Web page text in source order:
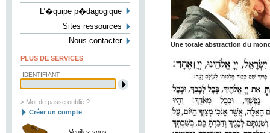
L’�quipe p�dagogique
Sites ressources
Nous contacter
PLUS DE SERVICES
IDENTIFIANT
> Mot de passe oublié ?
Créer un compte
Une totale abstraction du